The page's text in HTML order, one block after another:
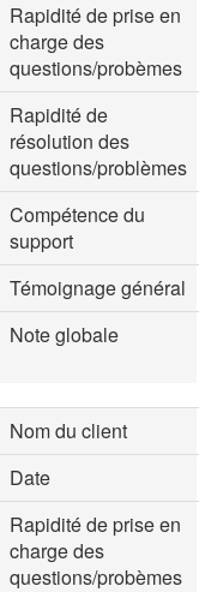
Rapidité de prise en
charge des
questions/probèmes
Rapidité de
résolution des
questions/problèmes
Compétence du
support
Témoignage général
Note globale
Nom du client
Date
Rapidité de prise en
charge des
questions/probèmes